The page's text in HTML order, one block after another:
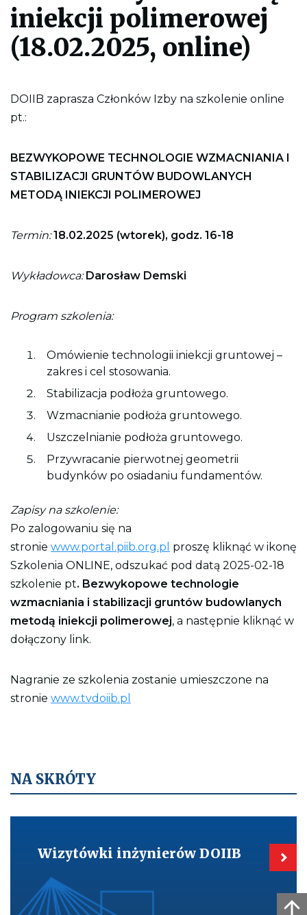
w
y
d
r
u
w
a
a
ł
e
j
s
o
iniekcji polimerowej
(18.02.2025, online)
DOIIB zaprasza Członków Izby na szkolenie online
pt.:
BEZWYKOPOWE TECHNOLOGIE WZMACNIANIA I
STABILIZACJI GRUNTÓW BUDOWLANYCH
METODĄ INIEKCJI POLIMEROWEJ
Termin: 18.02.2025 (wtorek), godz. 16-18
Wykładowca:Darosław Demski
Program szkolenia:
Omówienie technologii iniekcji gruntowej –
zakres i cel stosowania.
Stabilizacja podłoża gruntowego.
Wzmacnianie podłoża gruntowego.
Uszczelnianie podłoża gruntowego.
Przywracanie pierwotnej geometrii
budynków po osiadaniu fundamentów.
Zapisy na szkolenie:
Po zalogowaniu się na
stronie www.portal.piib.org.pl proszę kliknąć w ikonę
Szkolenia ONLINE, odszukać pod datą 2025-02-18
szkolenie pt. Bezwykopowe technologie
wzmacniania i stabilizacji gruntów budowlanych
metodą iniekcji polimerowej, a następnie kliknąć w
dołączony link.
Nagranie ze szkolenia zostanie umieszczone na
stronie www.tvdoiib.pl
NA SKRÓTY
Kieruje
inżynierów
Wizytówki inżynierów DOIIB